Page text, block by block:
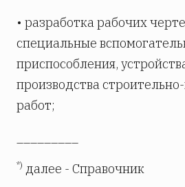
• разработка рабочих
специальные
приспособления,
производства
работ;
*) далее - Справочник